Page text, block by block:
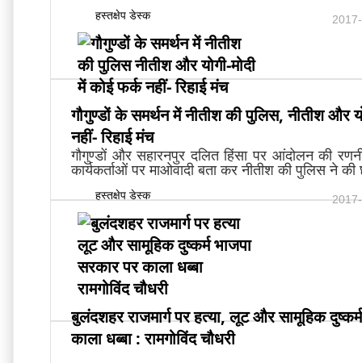
हस्तक्षेप डेस्क
गौगुण्डों के समर्थन में नीतीश की पुलिस, नीतीश और
नहीं- रिहाई मंच
गौगुण्डों और सहारनपुर दलित हिंसा पर आंदोलन की
कार्यकर्ताओं पर माओवादी बता कर नीतीश की पुलिस ने की
हस्तक्षेप डेस्क
बुलंदशहर राजमार्ग पर हत्या, लूट और सामूहिक
काला धब्बा : रामगोविंद चौधरी